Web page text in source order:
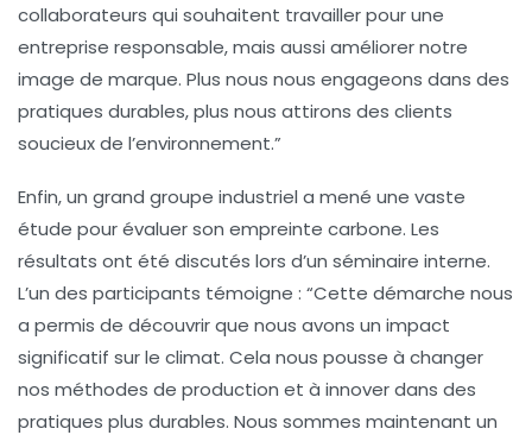
collaborateurs qui souhaitent travailler pour une
entreprise responsable, mais aussi améliorer notre
image de marque. Plus nous nous engageons dans des
pratiques durables, plus nous attirons des clients
soucieux de l’environnement.”
Enfin, un grand groupe industriel a mené une vaste
étude pour évaluer son empreinte carbone. Les
résultats ont été discutés lors d’un séminaire interne.
L’un des participants témoigne : “Cette démarche nous
a permis de découvrir que nous avons un impact
significatif sur le climat. Cela nous pousse à changer
nos méthodes de production et à innover dans des
pratiques plus durables. Nous sommes maintenant un